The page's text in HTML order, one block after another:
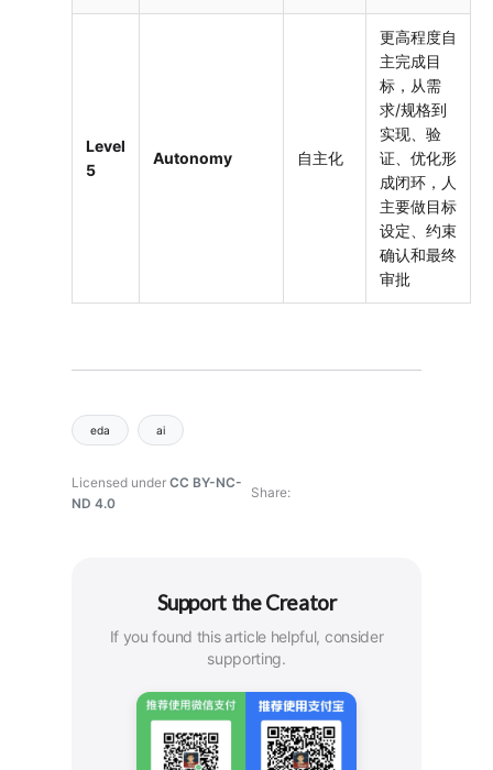
Level
5
Autonomy 自主化
更高程度自
主完成目
标，从需
求/规格到
实现、验
证、优化形
成闭环，人
主要做目标
设定、约束
确认和最终
审批
eda ai
Licensed under CC BY-NC-
ND 4.0
Share
Support the Creator
If you found this article helpful, consider
supporting.